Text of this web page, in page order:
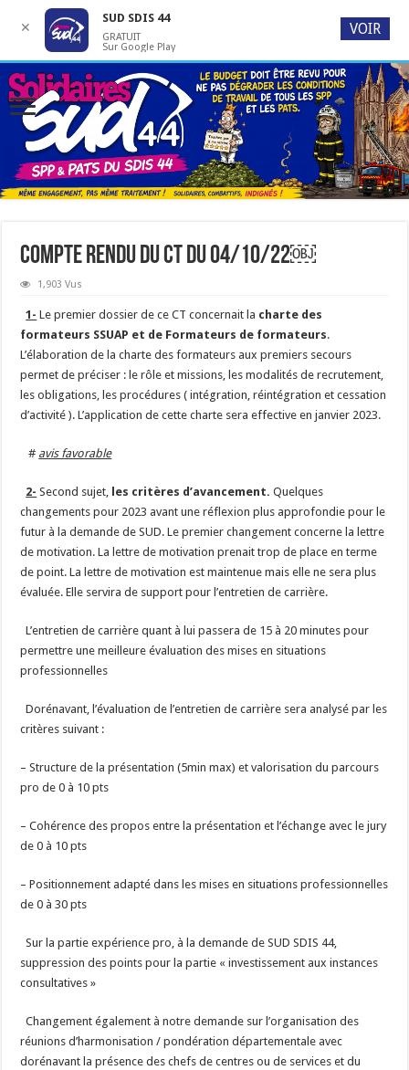
Compte Rendu du CT du 04/10/22￼
1,903 Vus
1- Le premier dossier de ce CT concernait la charte des
formateurs SSUAP et de Formateurs de formateurs.
L’élaboration de la charte des formateurs aux premiers secours
permet de préciser : le rôle et missions, les modalités de recrutement,
les obligations, les procédures ( intégration, réintégration et cessation
d’activité ). L’application de cette charte sera effective en janvier 2023.
# avis favorable
2- Second sujet, les critères d’avancement. Quelques
changements pour 2023 avant une réflexion plus approfondie pour le
futur à la demande de SUD. Le premier changement concerne la lettre
de motivation. La lettre de motivation prenait trop de place en terme
de point. La lettre de motivation est maintenue mais elle ne sera plus
évaluée. Elle servira de support pour l’entretien de carrière.
L’entretien de carrière quant à lui passera de 15 à 20 minutes pour
permettre une meilleure évaluation des mises en situations
professionnelles
Dorénavant, l’évaluation de l’entretien de carrière sera analysé par les
critères suivant :
– Structure de la présentation (5min max) et valorisation du parcours
pro de 0 à 10 pts
– Cohérence des propos entre la présentation et l’échange avec le jury
de 0 à 10 pts
– Positionnement adapté dans les mises en situations professionnelles
de 0 à 30 pts
Sur la partie expérience pro, à la demande de SUD SDIS 44,
suppression des points pour la partie « investissement aux instances
consultatives »
Changement également à notre demande sur l’organisation des
réunions d’harmonisation / pondération départementale avec
dorénavant la présence des chefs de centres ou de services et du
✕
SUD SDIS 44
GRATUIT
Sur Google Play
VOIR